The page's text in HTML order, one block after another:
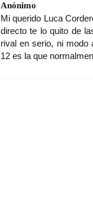
Anónimo
Mi querido Luca
directo te lo quito de
rival en serio, ni modo
12 es la que